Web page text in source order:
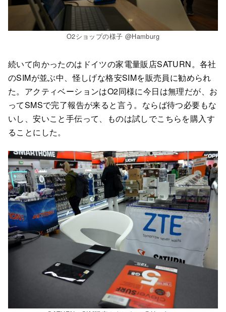
O2ショップの様子 @Hamburg
続いて向かったのはドイツの家電量販店SATURN。各社
のSIMが並ぶ中、怪しげな格安SIMを販売員に勧められ
た。アクティベーションはO2同様に今日は無理だが、お
ってSMSで完了報告が来ると言う。ならば待つ必要もな
いし、安いこと手伝って、ものは試しでこちらを購入す
ることにした。